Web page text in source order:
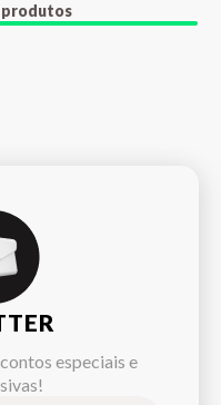
produtos
especiais e